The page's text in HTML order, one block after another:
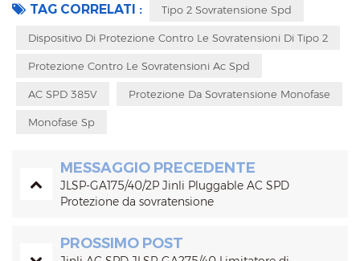
TAG CORRELATI : Tipo 2 Sovratensione Spd
Dispositivo Di Protezione Contro Le Sovratensioni Di Tipo 2
Protezione Contro Le Sovratensioni Ac Spd
AC SPD 385V Protezione Da Sovratensione Monofase
Monofase Sp
MESSAGGIO PRECEDENTE
JLSP-GA175/40/2P Jinli Pluggable AC SPD
Protezione da sovratensione
PROSSIMO POST